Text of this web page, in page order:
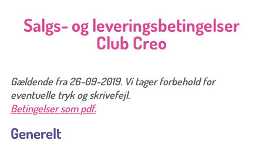
Salgs- og leveringsbetingelser
Club Creo
Gældende fra 26-09-2019. Vi tager forbehold for
eventuelle tryk og skrivefejl.
Betingelser som pdf.
Generelt